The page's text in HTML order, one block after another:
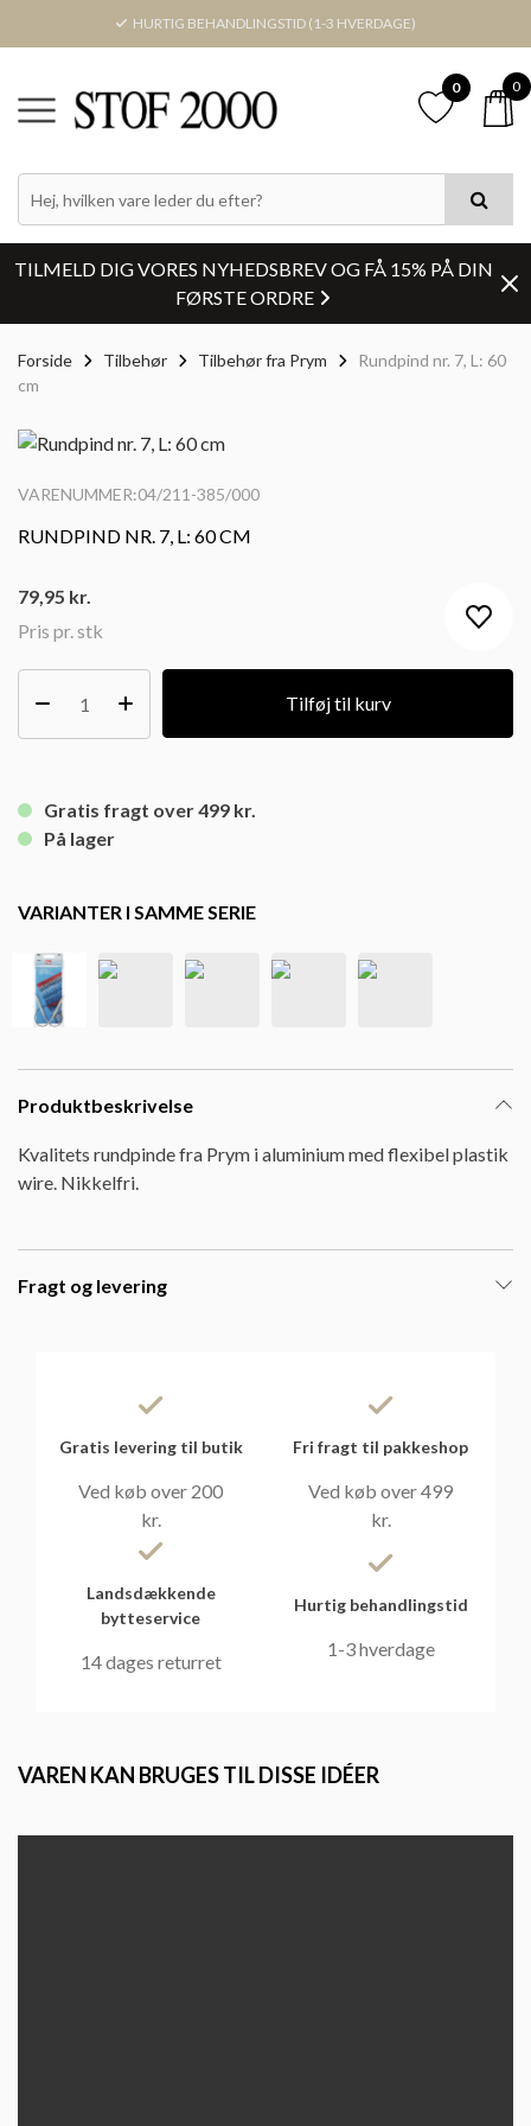
HURTIG BEHANDLINGSTID (1-3 HVERDAGE)
0 0
TILMELD DIG VORES NYHEDSBREV OG FÅ 15% PÅ DIN
FØRSTE ORDRE
Forside Tilbehør Tilbehør fra Prym
Rundpind nr. 7, L: 60
cm
VARENUMMER:04/211-385/000
RUNDPIND NR. 7, L: 60 CM
Pris pr. stk
79,95 kr.
Tilføj til kurv
Gratis fragt over 499 kr.
På lager
VARIANTER I SAMME SERIE
Produktbeskrivelse
Kvalitets rundpinde fra Prym i aluminium med flexibel plastik
wire. Nikkelfri.
Fragt og levering
Gratis levering til butik
Ved køb over 200
kr.
Fri fragt til pakkeshop
Ved køb over 499
kr.
Landsdækkende
bytteservice
14 dages returret
Hurtig behandlingstid
1-3 hverdage
VAREN KAN BRUGES TIL DISSE IDÉER